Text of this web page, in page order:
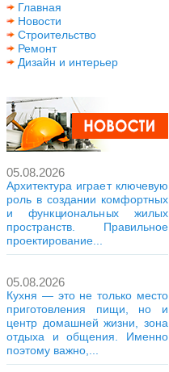
Главная
Новости
Строительство
Ремонт
Дизайн и интерьер
05.08.2026
Архитектура играет ключевую
роль в создании комфортных
и функциональных жилых
пространств. Правильное
проектирование...
05.08.2026
Кухня — это не только место
приготовления пищи, но и
центр домашней жизни, зона
отдыха и общения. Именно
поэтому важно,...